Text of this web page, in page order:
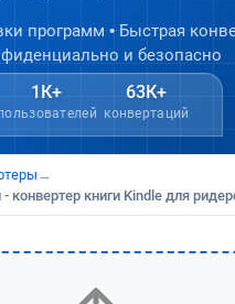
программ • Быстрая
и безопасно
1К+ 63К+
конвертаций
→
- конвертер книги Kindle для